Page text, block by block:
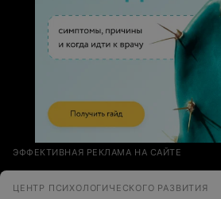
ЭФФЕКТИВНАЯ РЕКЛАМА НА САЙТЕ
ЦЕНТР ПСИХОЛОГИЧЕСКОГО РАЗВИТИЯ